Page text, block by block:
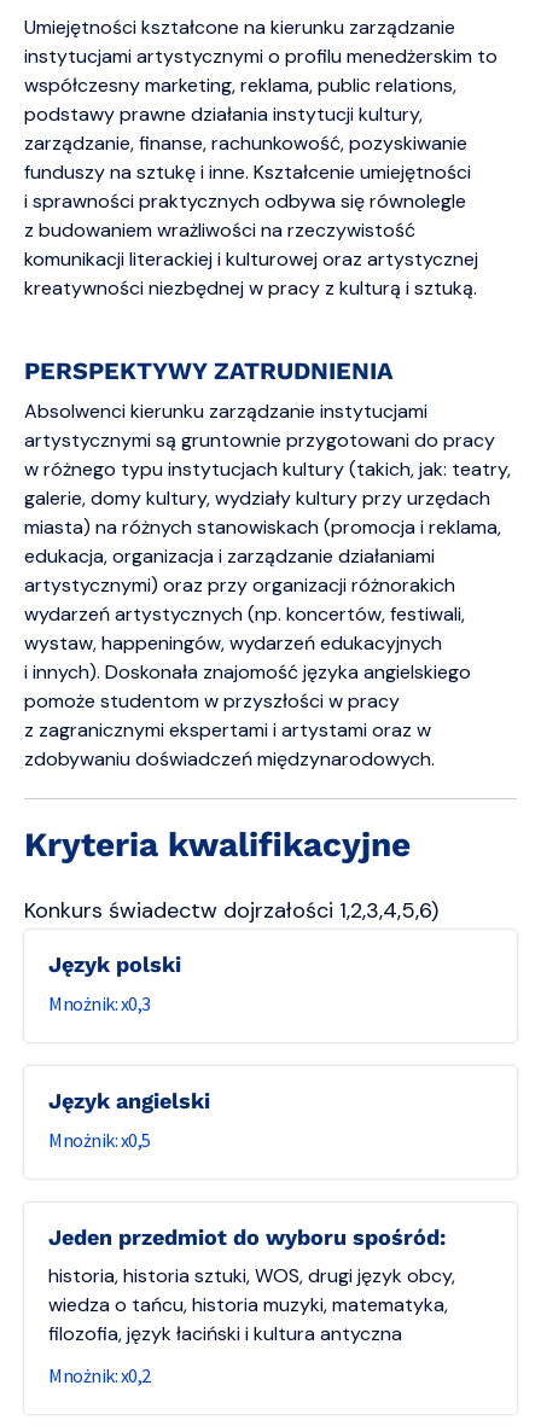
Umiejętności kształcone na kierunku zarządzanie
instytucjami artystycznymi o profilu menedżerskim to
współczesny marketing, reklama, public relations,
podstawy prawne działania instytucji kultury,
zarządzanie, finanse, rachunkowość, pozyskiwanie
funduszy na sztukę i inne. Kształcenie umiejętności
i sprawności praktycznych odbywa się równolegle
z budowaniem wrażliwości na rzeczywistość
komunikacji literackiej i kulturowej oraz artystycznej
kreatywności niezbędnej w pracy z kulturą i sztuką.
PERSPEKTYWY ZATRUDNIENIA
Absolwenci kierunku zarządzanie instytucjami
artystycznymi są gruntownie przygotowani do pracy
w różnego typu instytucjach kultury (takich, jak: teatry,
galerie, domy kultury, wydziały kultury przy urzędach
miasta) na różnych stanowiskach (promocja i reklama,
edukacja, organizacja i zarządzanie działaniami
artystycznymi) oraz przy organizacji różnorakich
wydarzeń artystycznych (np. koncertów, festiwali,
wystaw, happeningów, wydarzeń edukacyjnych
i innych). Doskonała znajomość języka angielskiego
pomoże studentom w przyszłości w pracy
z zagranicznymi ekspertami i artystami oraz w
zdobywaniu doświadczeń międzynarodowych.
Kryteria kwalifikacyjne
Konkurs świadectw dojrzałości 1,2,3,4,5,6)
Język polski
0,3
Język angielski
0,5
Jeden przedmiot do wyboru spośród:
historia, historia sztuki, WOS, drugi język obcy,
wiedza o tańcu, historia muzyki, matematyka,
filozofia, język łaciński i kultura antyczna
0,2